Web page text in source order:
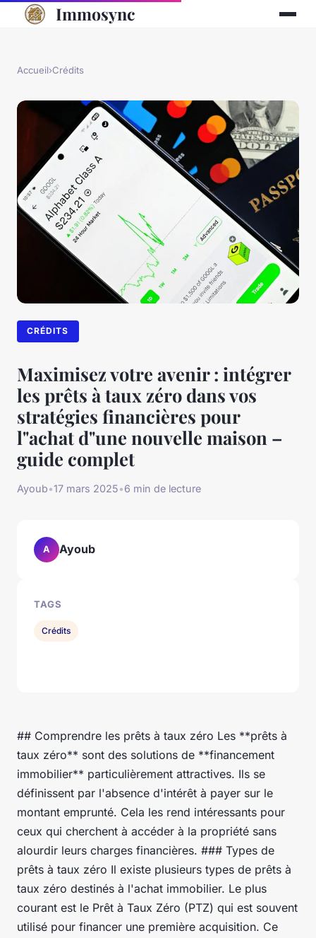
Immosync
Accueil›Crédits
CRÉDITS
Maximisez votre avenir : intégrer
les prêts à taux zéro dans vos
stratégies financières pour
l"achat d"une nouvelle maison –
guide complet
Ayoub•17 mars 2025•6 min de lecture
## Comprendre les prêts à taux zéro Les **prêts à
taux zéro** sont des solutions de **financement
immobilier** particulièrement attractives. Ils se
définissent par l'absence d'intérêt à payer sur le
montant emprunté. Cela les rend intéressants pour
ceux qui cherchent à accéder à la propriété sans
alourdir leurs charges financières. ### Types de
prêts à taux zéro Il existe plusieurs types de prêts à
taux zéro destinés à l'achat immobilier. Le plus
courant est le Prêt à Taux Zéro (PTZ) qui est souvent
utilisé pour financer une première acquisition. Ce
A Ayoub
TAGS
Crédits